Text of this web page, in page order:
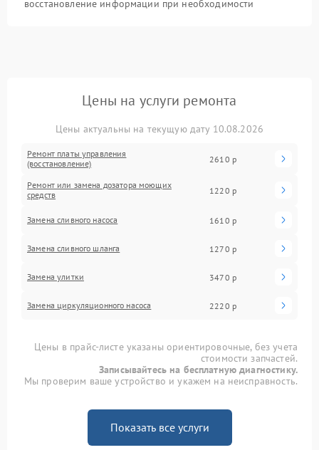
восстановление информации при необходимости
Цены на услуги ремонта
Цены актуальны на текущую дату 10.08.2026
Ремонт платы управления
(восстановление)
2610 р
Ремонт или замена дозатора моющих
средств
1220 р
Замена сливного насоса 1610 р
Замена сливного шланга 1270 р
Замена улитки 3470 р
Замена циркуляционного насоса 2220 р
Цены в прайс-листе указаны ориентировочные, без учета
стоимости запчастей.
Записывайтесь на бесплатную диагностику.
Мы проверим ваше устройство и укажем на неисправность.
Показать все услуги